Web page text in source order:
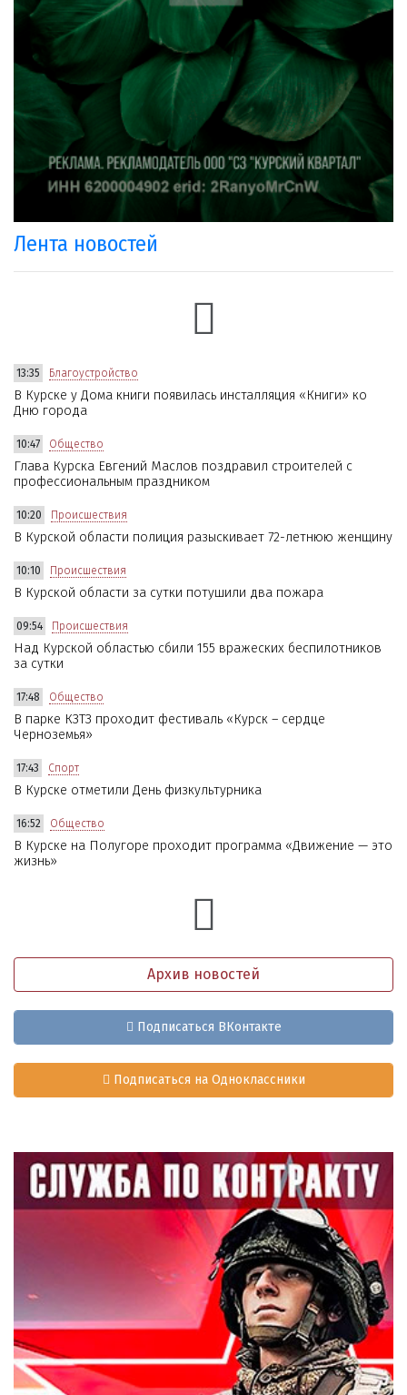
Лента новостей
13:35 Благоустройство
В Курске у Дома книги появилась инсталляция «Книги» ко
Дню города
10:47 Общество
Глава Курска Евгений Маслов поздравил строителей с
профессиональным праздником
10:20 Происшествия
В Курской области полиция разыскивает 72-летнюю женщину
10:10 Происшествия
В Курской области за сутки потушили два пожара
09:54 Происшествия
Над Курской областью сбили 155 вражеских беспилотников
за сутки
17:48 Общество
В парке КЗТЗ проходит фестиваль «Курск – сердце
Черноземья»
17:43 Спорт
В Курске отметили День физкультурника
16:52 Общество
В Курске на Полугоре проходит программа «Движение — это
жизнь»
Архив новостей
Подписаться ВКонтакте
Подписаться на Одноклассники